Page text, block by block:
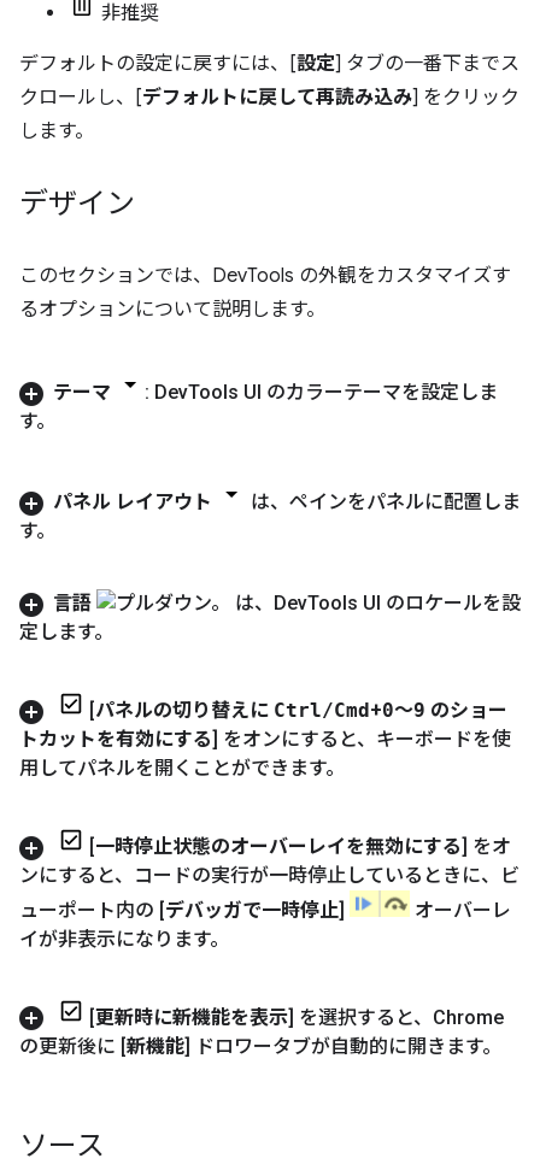
非推奨
デフォルトの設定に戻すには、[設定] タブの一番下までス
クロールし、[デフォルトに戻して再読み込み] をクリック
します。
デザイン
このセクションでは、DevTools の外観をカスタマイズす
るオプションについて説明します。
テーマ : DevTools UI のカラーテーマを設定しま
す。
パネル レイアウト
は、ペインをパネルに配置しま
す。
言語 は、DevTools UI のロケールを設
定します。
パネルの切り替えに Ctrl/Cmd +0～9 のショー
トカットを有効にする
] をオンにすると、キーボードを使
用してパネルを開くことができます。
一時停止状態のオーバーレイを無効にする
] をオ
ンにすると、コードの実行が一時停止しているときに、ビ
ューポート内の [デバッガで一時停止]
オーバーレ
イが非表示になります。
[更新時に新機能を表示] を選択すると、Chrome
の更新後に [新機能] ドロワータブが自動的に開きます。
ソース